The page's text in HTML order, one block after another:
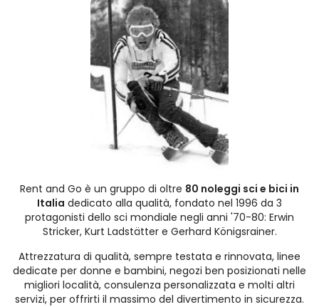
Rent and Go è un gruppo di oltre 80 noleggi sci e bici in
Italia dedicato alla qualità, fondato nel 1996 da 3
protagonisti dello sci mondiale negli anni '70-80: Erwin
Stricker, Kurt Ladstätter e Gerhard Königsrainer.
Attrezzatura di qualità, sempre testata e rinnovata, linee
dedicate per donne e bambini, negozi ben posizionati nelle
migliori località, consulenza personalizzata e molti altri
servizi, per offrirti il massimo del divertimento in sicurezza.